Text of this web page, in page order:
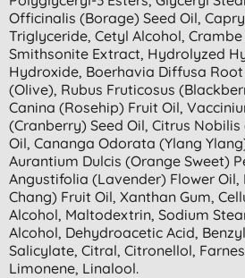
Officinalis (borage) Seed Oil,
Triglyceride, Cetyl Alcohol, Crambe
Smithsonite Extract, Hydrolyzed
Hydroxide, Boerhavia Diffusa
(olive), Rubus Fruticosus
Canina (rosehip) Fruit Oil,
(cranberry) Seed Oil, Citrus Nobilis
Oil, Cananga Odorata (ylang
Aurantium Dulcis (orange Sweet)
Angustifolia (lavender) Flower Oil,
Chang) Fruit Oil, Xanthan Gum,
Alcohol, Maltodextrin, Sodium
Alcohol, Dehydroacetic Acid,
Salicylate, Citral, Citronellol,
Limonene, Linalool.